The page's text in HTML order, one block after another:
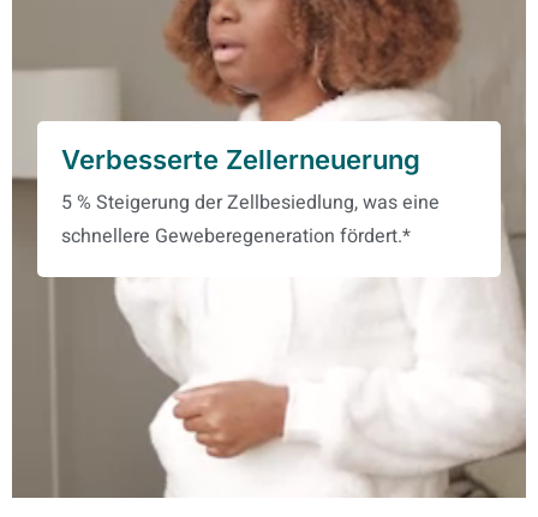
Verbesserte Zellerneuerung
5 % Steigerung der Zellbesiedlung, was eine
schnellere Geweberegeneration fördert.*